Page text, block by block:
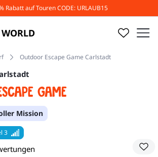
Rabatt auf Touren CODE: URLAUB15
WORLD
Outdoor Escape Game Carlstadt
Game
Mission
3